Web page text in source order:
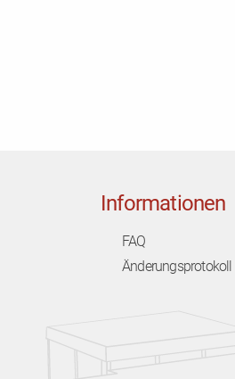
Informationen
FAQ
Änderungsprotokoll